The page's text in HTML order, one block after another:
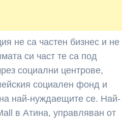
не са частен бизнес и не
си част те са под
социални центрове,
социален фонд и
най-нуждаещите се. Най-
в Атина, управляван от